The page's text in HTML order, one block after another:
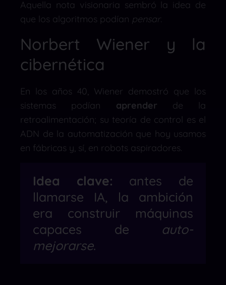
Aquella nota visionaria sembró la idea de
que los algoritmos podían pensar.
Norbert Wiener y la
cibernética
En los años 40, Wiener demostró que los
sistemas podían aprender de la
retroalimentación; su teoría de control es el
ADN de la automatización que hoy usamos
en fábricas y, sí, en robots aspiradores.
Idea clave: antes de
llamarse IA, la ambición
era construir máquinas
capaces de auto-
mejorarse.